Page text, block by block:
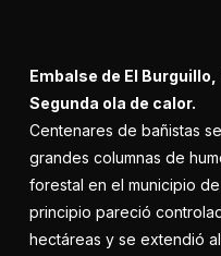
Embalse de El Burguillo,
Segunda ola de calor.
Centenares de bañistas
grandes columnas de
forestal en el municipio
principio pareció
hectáreas y se extendió